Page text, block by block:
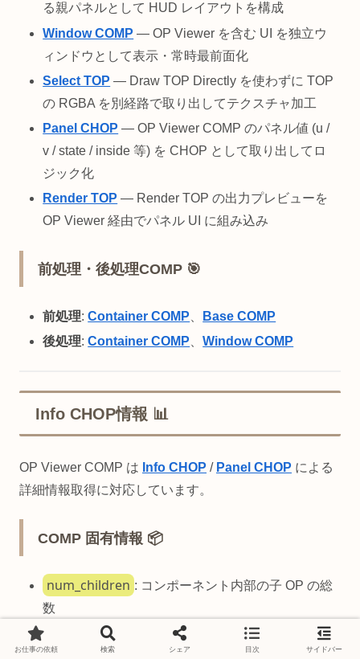
る親パネルとして HUD レイアウトを構成
Window COMP — OP Viewer を含む UI を独立ウ
ィンドウとして表示・常時最前面化
Select TOP — Draw TOP Directly を使わずに TOP
の RGBA を別経路で取り出してテクスチャ加工
Panel CHOP — OP Viewer COMP のパネル値 (u /
v / state / inside 等) を CHOP として取り出してロ
ジック化
Render TOP — Render TOP の出力プレビューを
OP Viewer 経由でパネル UI に組み込み
前処理・後処理COMP 🎯
前処理:Container COMP
Base COMP
後処理:Container COMP 、Window COMP
Info CHOP情報 📊
OP Viewer COMP は Info CHOP / Panel CHOP による
詳細情報取得に対応しています。
COMP 固有情報 📦
num_children : コンポーネント内部の子 OP の総
数
num_dats : 内部 DAT の数
お仕事の依頼 検索 シェア 目次 サイドバー